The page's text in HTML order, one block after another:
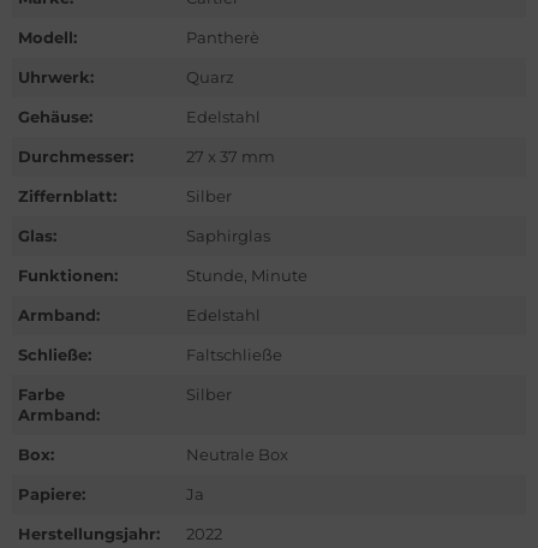
Modell: Pantherè
Uhrwerk: Quarz
Gehäuse: Edelstahl
Durchmesser: 27 x 37 mm
Ziffernblatt: Silber
Glas: Saphirglas
Funktionen: Stunde, Minute
Armband: Edelstahl
Schließe: Faltschließe
Farbe
Armband:
Silber
Box: Neutrale Box
Papiere: Ja
Herstellungsjahr: 2022